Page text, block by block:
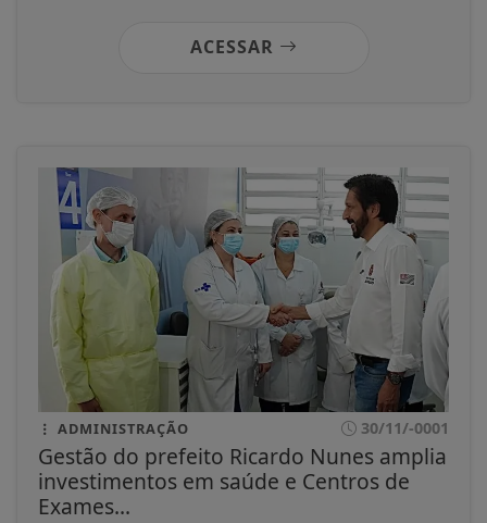
ACESSAR
ADMINISTRAÇÃO 30/11/-0001
Gestão do prefeito Ricardo Nunes amplia
investimentos em saúde e Centros de
Exames...